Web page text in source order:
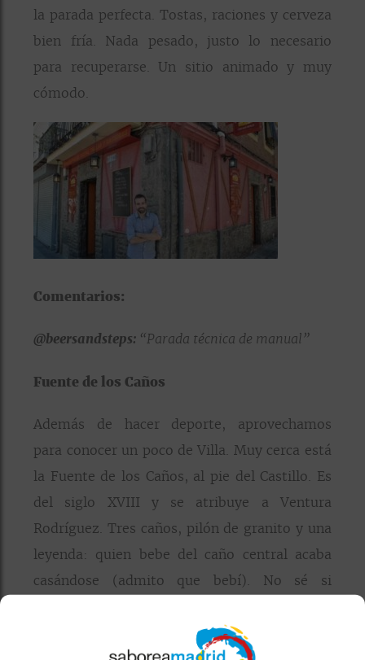
la parada perfecta. Tostas, raciones y cerveza
bien fría. Nada pesado, justo lo necesario
para recuperarse. Un sitio animado y muy
cómodo.
Comentarios:
@beersandsteps: “Parada técnica de manual”
Fuente de los Caños
Además de hacer deporte, aprovechamos
para conocer un poco de Villa. Muy cerca está
la Fuente de los Caños, al pie del Castillo. Es
del siglo XVIII y se atribuye a Ventura
Rodríguez. Tres caños, pilón de granito y una
leyenda: quien bebe del caño central acaba
casándose (admito que bebí). No sé si